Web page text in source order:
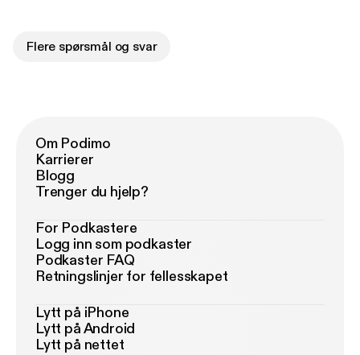
Flere spørsmål og svar
Om Podimo
Karrierer
Blogg
Trenger du hjelp?
For Podkastere
Logg inn som podkaster
Podkaster FAQ
Retningslinjer for fellesskapet
Lytt på iPhone
Lytt på Android
Lytt på nettet